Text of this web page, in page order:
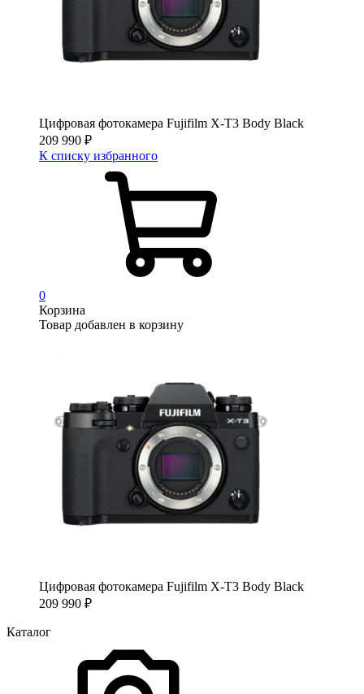
Цифровая фотокамера Fujifilm X-T3 Body Black
209 990 ₽
К списку избранного
0
Корзина
Товар добавлен в корзину
Цифровая фотокамера Fujifilm X-T3 Body Black
209 990 ₽
Каталог